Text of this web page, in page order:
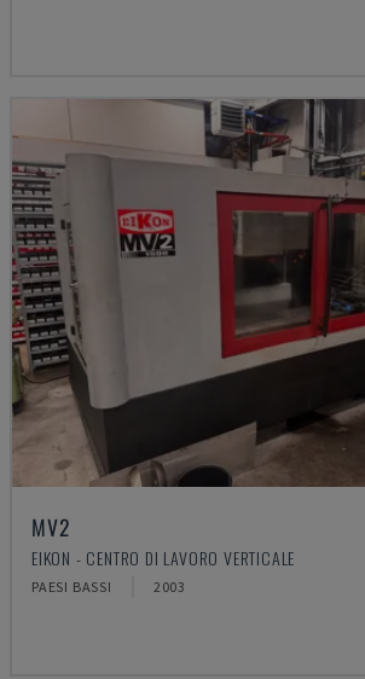
MV2
EIKON - CENTRO DI LAVORO VERTICALE
PAESI BASSI 2003